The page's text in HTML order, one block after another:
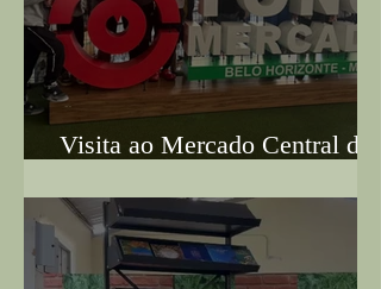
Visita ao Mercado Central de